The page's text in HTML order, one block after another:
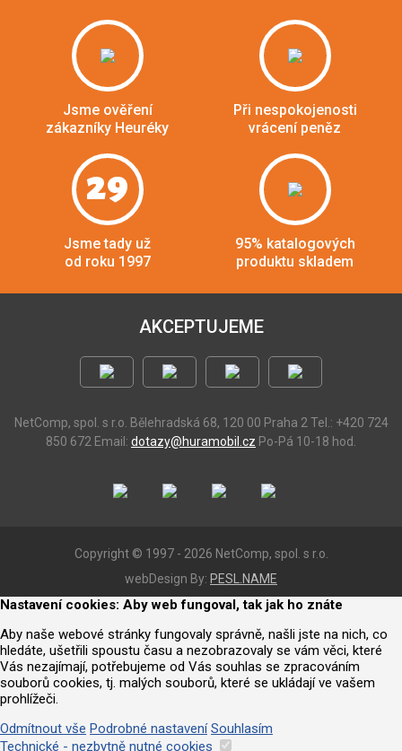
Jsme ověření
zákazníky Heuréky
Při nespokojenosti
vrácení peněz
29
Jsme tady už
od roku 1997
95% katalogových
produktu skladem
AKCEPTUJEME
NetComp, spol. s r.o. Bělehradská 68, 120 00 Praha 2 Tel.: +420 724
850 672 Email: dotazy@huramobil.cz Po-Pá 10-18 hod.
Copyright © 1997 - 2026 NetComp, spol. s r.o.
webDesign By: PESL.NAME
Nastavení cookies: Aby web fungoval, tak jak ho znáte
Aby naše webové stránky fungovaly správně, našli jste na nich, co
hledáte, ušetřili spoustu času a nezobrazovaly se vám věci, které
Vás nezajímají, potřebujeme od Vás souhlas se zpracováním
souborů cookies, tj. malých souborů, které se ukládají ve vašem
prohlížeči.
Odmítnout vše Podrobné nastavení Souhlasím
Technické - nezbytně nutné cookies